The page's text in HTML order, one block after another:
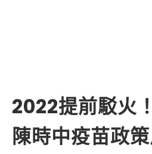
2022提前駁火
陳時中疫苗政